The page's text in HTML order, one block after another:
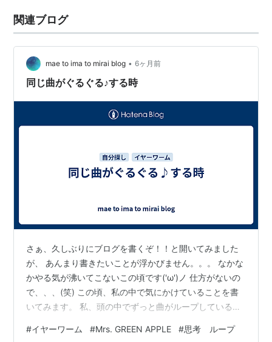
関連ブログ
mae to ima to mirai blog • 6ヶ月前
同じ曲がぐるぐる♪する時
さぁ、久しぶりにブログを書くぞ！！と開いてみました
が、 あんまり書きたいことが浮かびません。。。 なかな
かやる気が沸いてこないこの頃です('ω')ノ 仕方がないの
で、、、(笑) この頃、私の中で気にかけていることを書
いてみます。 私、頭の中でずっと曲がループしているこ
分でも気づかないくらいで、「あ、流れてたわ……」と、
#イヤーワーム #Mrs. GREEN APPLE #思考 ループ